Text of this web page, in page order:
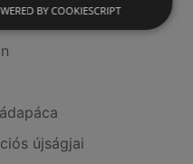
elemek itt:
újságjai
BY COOKIESCRIPT